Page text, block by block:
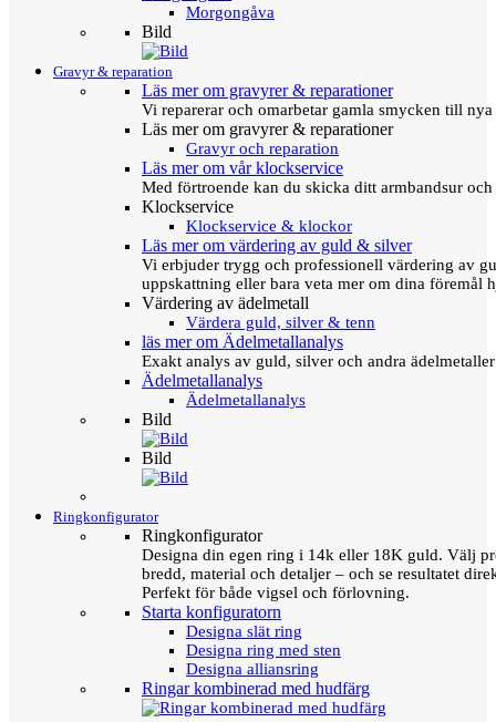
Morgongåva
Bild
Gravyr & reparation
Läs mer om gravyrer & reparationer
Vi reparerar och omarbetar gamla smycken till
Läs mer om gravyrer & reparationer
Gravyr och reparation
Läs mer om vår klockservice
Med förtroende kan du skicka ditt armbandsur
Klockservice
Klockservice & klockor
Läs mer om värdering av guld & silver
Vi erbjuder trygg och professionell värdering av
uppskattning eller bara veta mer om dina föremål
Värdering av ädelmetall
Värdera guld, silver & tenn
läs mer om Ädelmetallanalys
Exakt analys av guld, silver och andra
Ädelmetallanalys
Ädelmetallanalys
Bild
Bild
Ringkonfigurator
Ringkonfigurator
Designa din egen ring i 14k eller 18K guld. Välj
bredd, material och detaljer – och se resultatet
Perfekt för både vigsel och förlovning.
Starta konfiguratorn
Designa slät ring
Designa ring med sten
Designa alliansring
Ringar kombinerad med hudfärg